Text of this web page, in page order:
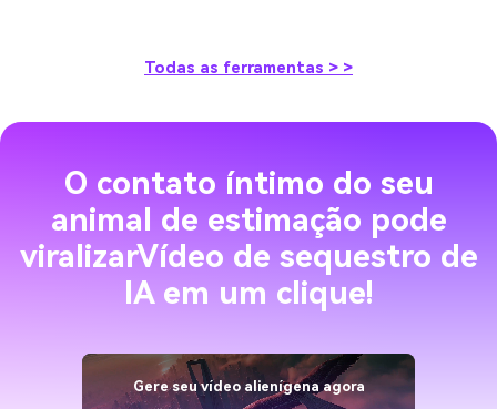
Todas as ferramentas > >
O contato íntimo do seu
animal de estimação pode
viralizarVídeo de sequestro de
IA em um clique!
Gere seu vídeo alienígena agora